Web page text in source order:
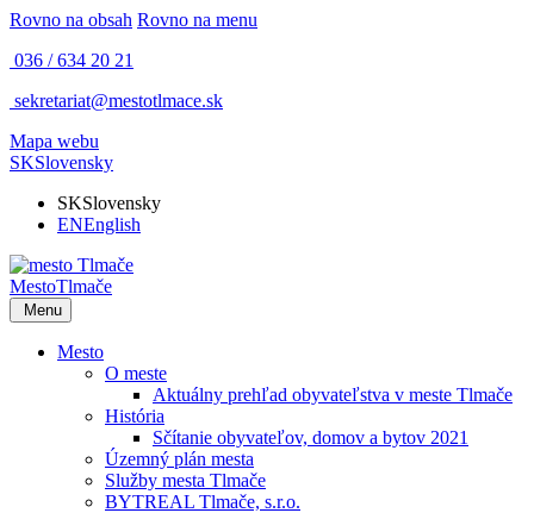
Rovno na obsah Rovno na menu
036 / 634 20 21
sekretariat@mestotlmace.sk
Mapa webu
SKSlovensky
SKSlovensky
ENEnglish
MestoTlmače
Menu
Mesto
O meste
Aktuálny prehľad obyvateľstva v meste Tlmače
História
Sčítanie obyvateľov, domov a bytov 2021
Územný plán mesta
Služby mesta Tlmače
BYTREAL Tlmače, s.r.o.